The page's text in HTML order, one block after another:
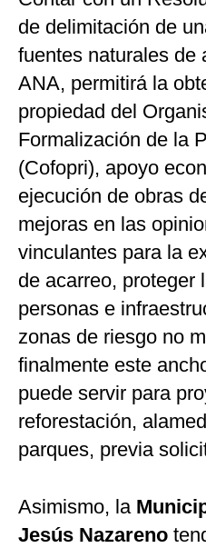
de delimitación de
fuentes naturales de
ANA, permitirá la
propiedad del
Formalización de la
(Cofopri), apoyo
ejecución de obras
mejoras en las
vinculantes para la
de acarreo, proteger
personas e
zonas de riesgo no
finalmente este
puede servir para
reforestación,
parques, previa
Asimismo, la
Jesús Nazareno